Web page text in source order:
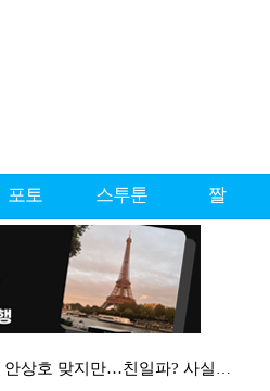
포토 스투툰 짤
하영 측 "증조부 안상호 맞지만…친일파? 사실무근" […